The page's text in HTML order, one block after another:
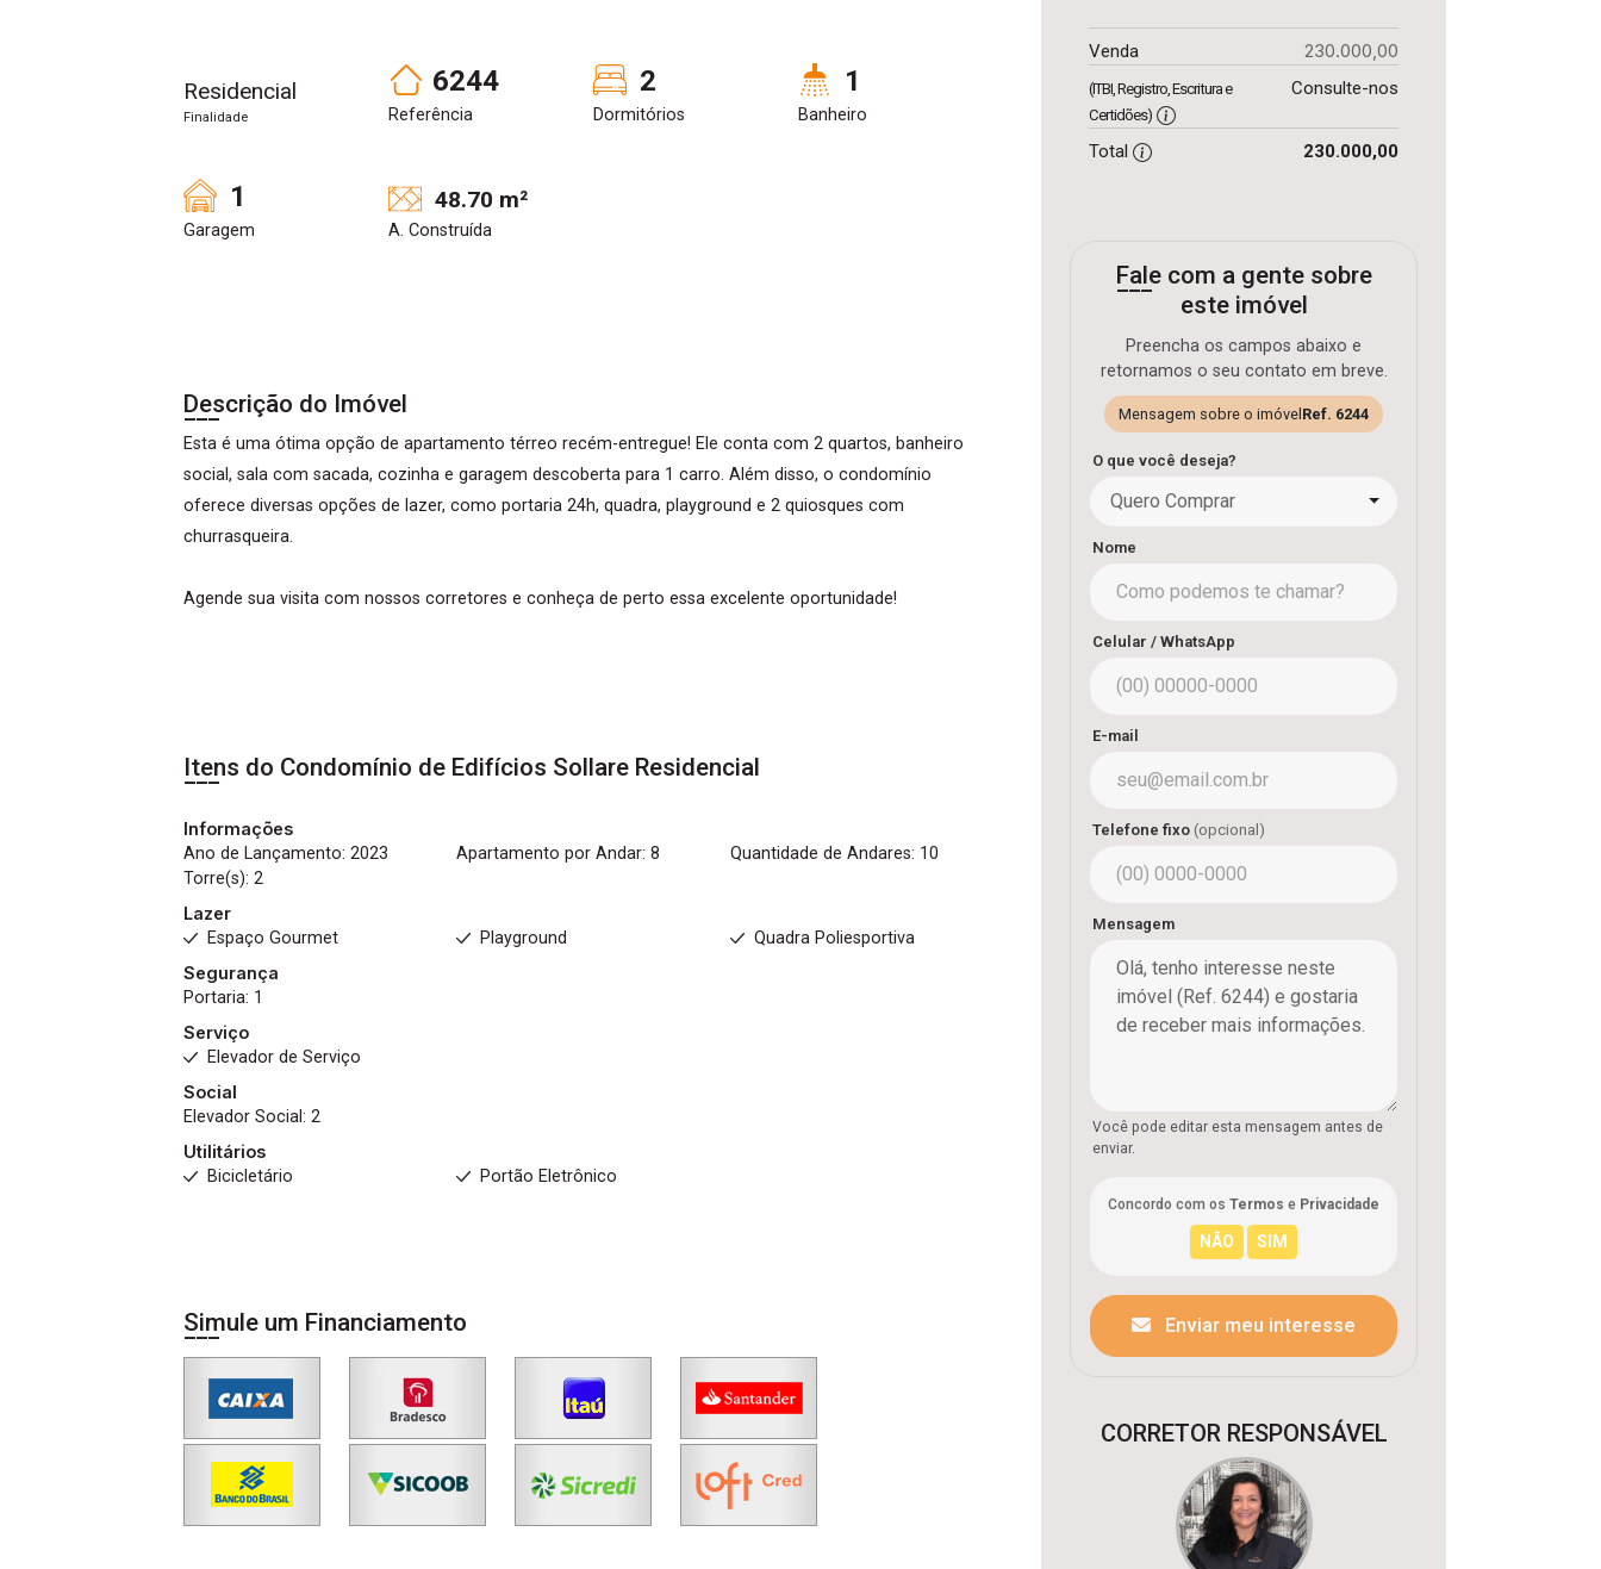
Residencial
Finalidade
6244
Referência
2
Dormitórios
1
Banheiro
1
Garagem
48.70 m²
A. Construída
Descrição do Imóvel
Esta é uma ótima opção de apartamento térreo recém-entregue! Ele conta com 2 quartos, banheiro
social, sala com sacada, cozinha e garagem descoberta para 1 carro. Além disso, o condomínio
oferece diversas opções de lazer, como portaria 24h, quadra, playground e 2 quiosques com
churrasqueira.
Agende sua visita com nossos corretores e conheça de perto essa excelente oportunidade!
Itens do Condomínio de Edifícios Sollare Residencial
Informações
Ano de Lançamento: 2023
Apartamento por Andar: 8
Quantidade de Andares: 10
Torre(s): 2
Lazer
Espaço Gourmet
Playground
Quadra Poliesportiva
Segurança
Portaria: 1
Serviço
Elevador de Serviço
Social
Elevador Social: 2
Utilitários
Bicicletário
Portão Eletrônico
Simule um Financiamento
Venda 230.000,00
(ITBI, Registro, Escritura e
Certidões)
Consulte-nos
Total 230.000,00
Fale com a gente sobre
este imóvel
Preencha os campos abaixo e
retornamos o seu contato em breve.
Mensagem sobre o imóvel Ref. 6244
O que você deseja?
Quero Comprar
Nome
Celular / WhatsApp
E-mail
Telefone fixo (opcional)
Mensagem
Você pode editar esta mensagem antes de
enviar.
Concordo com os Termos e Privacidade
Enviar meu interesse
CORRETOR RESPONSÁVEL